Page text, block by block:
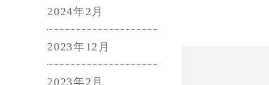
2024年2月
2023年12月
2023年2月